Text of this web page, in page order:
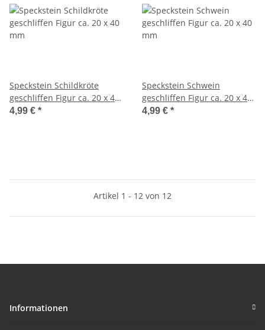
Speckstein Schildkröte
geschliffen Figur ca. 20 x 40
mm
4,99 € *
Speckstein Schwein
geschliffen Figur ca. 20 x 40
mm
4,99 € *
Artikel 1 - 12 von 12
Informationen